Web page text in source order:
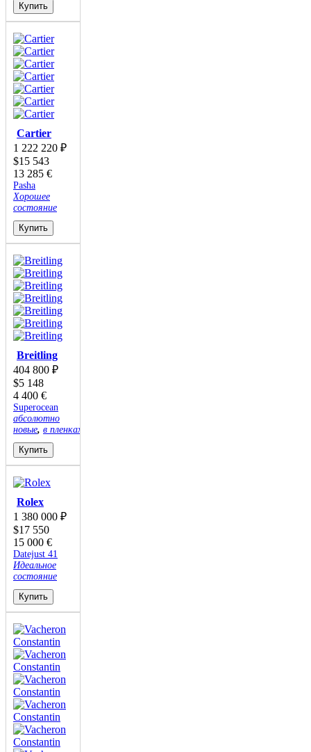
Купить
Cartier
1 222 220 ₽
$15 543
13 285 €
Pasha
Хорошее
состояние
Купить
Breitling
404 800 ₽
$5 148
4 400 €
Superocean
абсолютно
новые, в пленках
Купить
Rolex
1 380 000 ₽
$17 550
15 000 €
Datejust 41
Идеальное
состояние
Купить